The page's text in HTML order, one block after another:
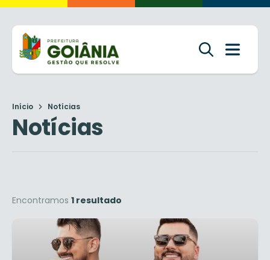
Início Notícias
Notícias
Encontramos 1 resultado